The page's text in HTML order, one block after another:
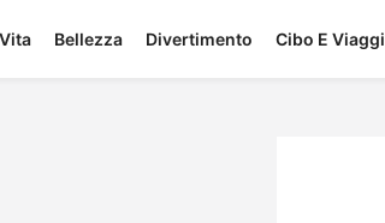
Bellezza Divertimento Cibo E Viaggi